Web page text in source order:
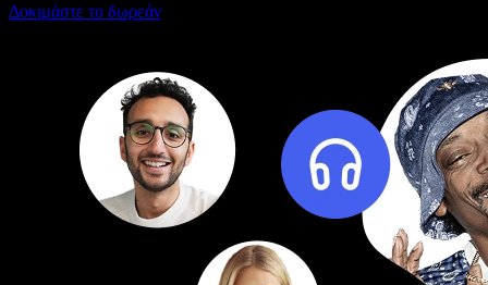
Δοκιμάστε το δωρεάν